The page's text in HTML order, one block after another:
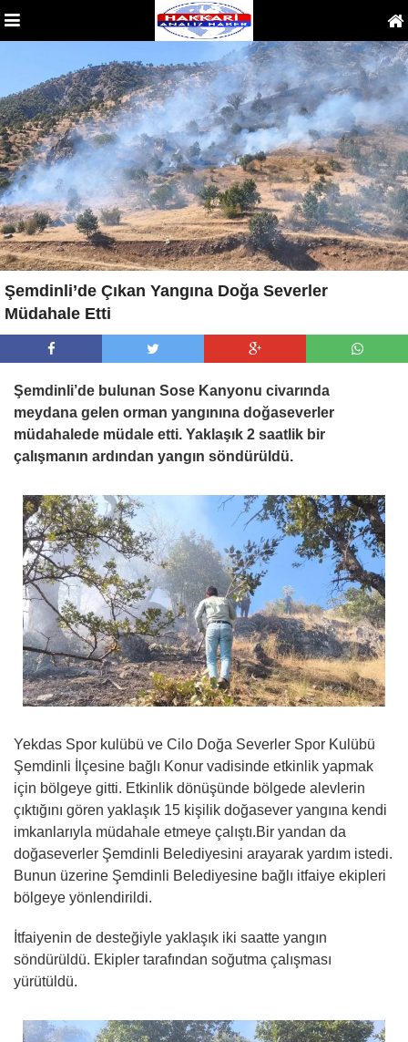
Şemdinli’de Çıkan Yangına Doğa Severler
Müdahale Etti
Şemdinli’de bulunan Sose Kanyonu civarında
meydana gelen orman yangınına doğaseverler
müdahalede müdale etti. Yaklaşık 2 saatlik bir
çalışmanın ardından yangın söndürüldü.
Yekdas Spor kulübü ve Cilo Doğa Severler Spor Kulübü
Şemdinli İlçesine bağlı Konur vadisinde etkinlik yapmak
için bölgeye gitti. Etkinlik dönüşünde bölgede alevlerin
çıktığını gören yaklaşık 15 kişilik doğasever yangına kendi
imkanlarıyla müdahale etmeye çalıştı.Bir yandan da
doğaseverler Şemdinli Belediyesini arayarak yardım istedi.
Bunun üzerine Şemdinli Belediyesine bağlı itfaiye ekipleri
bölgeye yönlendirildi.
İtfaiyenin de desteğiyle yaklaşık iki saatte yangın
söndürüldü. Ekipler tarafından soğutma çalışması
yürütüldü.